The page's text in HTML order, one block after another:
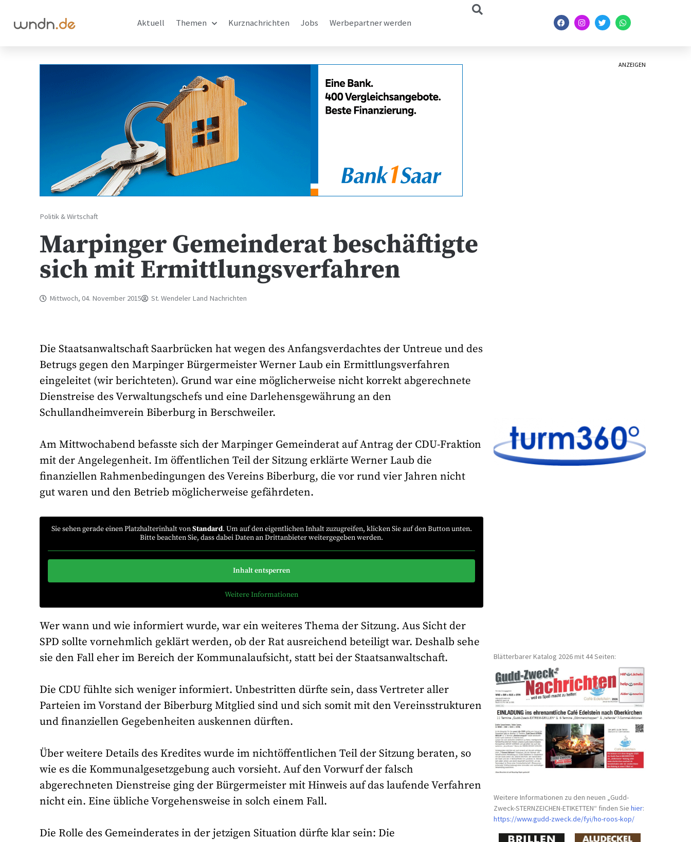
Aktuell Themen Kurznachrichten Jobs Werbepartner werden
Politik & Wirtschaft
Marpinger Gemeinderat beschäftigte
sich mit Ermittlungsverfahren
Mittwoch, 04. November 2015 St. Wendeler Land Nachrichten
Die Staatsanwaltschaft Saarbrücken hat wegen des Anfangsverdachtes der Untreue und des
Betrugs gegen den Marpinger Bürgermeister Werner Laub ein Ermittlungsverfahren
eingeleitet (wir berichteten). Grund war eine möglicherweise nicht korrekt abgerechnete
Dienstreise des Verwaltungschefs und eine Darlehensgewährung an den
Schullandheimverein Biberburg in Berschweiler.
Am Mittwochabend befasste sich der Marpinger Gemeinderat auf Antrag der CDU-Fraktion
mit der Angelegenheit. Im öffentlichen Teil der Sitzung erklärte Werner Laub die
finanziellen Rahmenbedingungen des Vereins Biberburg, die vor rund vier Jahren nicht
gut waren und den Betrieb möglicherweise gefährdeten.
Sie sehen gerade einen Platzhalterinhalt vonStandard. Um auf den eigentlichen Inhalt zuzugreifen, klicken Sie auf den Button unten.
Bitte beachten Sie, dass dabei Daten an Drittanbieter weitergegeben werden.
Inhalt entsperren
Weitere Informationen
Wer wann und wie informiert wurde, war ein weiteres Thema der Sitzung. Aus Sicht der
SPD sollte vornehmlich geklärt werden, ob der Rat ausreichend beteiligt war. Deshalb sehe
sie den Fall eher im Bereich der Kommunalaufsicht, statt bei der Staatsanwaltschaft.
Die CDU fühlte sich weniger informiert. Unbestritten dürfte sein, dass Vertreter aller
Parteien im Vorstand der Biberburg Mitglied sind und sich somit mit den Vereinsstrukturen
und finanziellen Gegebenheiten auskennen dürften.
Über weitere Details des Kredites wurde im nichtöffentlichen Teil der Sitzung beraten, so
wie es die Kommunalgesetzgebung auch vorsieht. Auf den Vorwurf der falsch
abgerechneten Dienstreise ging der Bürgermeister mit Hinweis auf das laufende Verfahren
nicht ein. Eine übliche Vorgehensweise in solch einem Fall.
Die Rolle des Gemeinderates in der jetzigen Situation dürfte klar sein: Die
ANZEIGEN
Blätterbarer Katalog 2026 mit 44 Seiten:
Weitere Informationen zu den neuen „Gudd-
Zweck-STERNZEICHEN-ETIKETTEN“ finden Siehier:
https://www.gudd-zweck.de/fyi/ho-roos-kop/